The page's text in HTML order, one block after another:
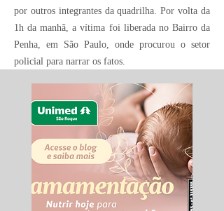
por outros integrantes da quadrilha. Por volta da
1h da manhã, a vítima foi liberada no Bairro da
Penha, em São Paulo, onde procurou o setor
policial para narrar os fatos.